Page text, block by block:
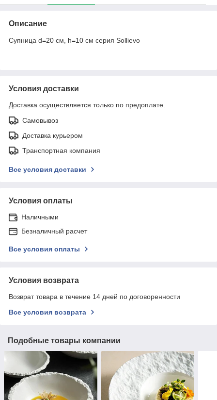
Описание
Супница d=20 см, h=10 см серия Sollievo
Условия доставки
Доставка осуществляется только по предоплате.
Самовывоз
Доставка курьером
Транспортная компания
Все условия доставки
Условия оплаты
Наличными
Безналичный расчет
Все условия оплаты
Условия возврата
Возврат товара в течение 14 дней по договоренности
Все условия возврата
Подобные товары компании